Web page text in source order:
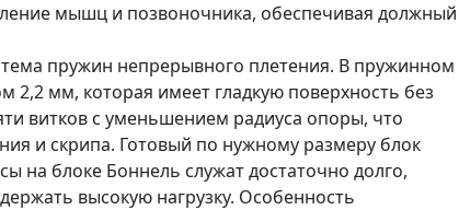
мышц и позвоночника, обеспечивая должный
пружин непрерывного плетения. В пружинном
2,2 мм, которая имеет гладкую поверхность без
витков с уменьшением радиуса опоры, что
и скрипа. Готовый по нужному размеру блок
на блоке Боннель служат достаточно долго,
высокую нагрузку. Особенность